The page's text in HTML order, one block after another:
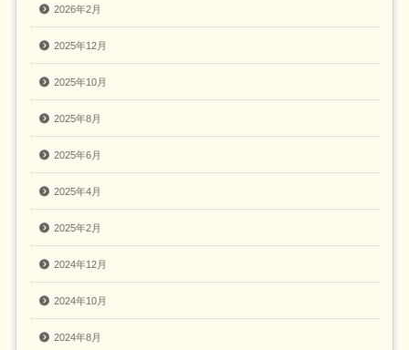
2026年2月
2025年12月
2025年10月
2025年8月
2025年6月
2025年4月
2025年2月
2024年12月
2024年10月
2024年8月